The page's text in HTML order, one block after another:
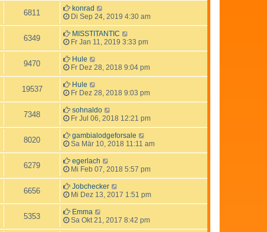
6811
konrad
Di Sep 24, 2019 4:30 am
6349
MISSTITANTIC
Fr Jan 11, 2019 3:33 pm
9470
Hule
Fr Dez 28, 2018 9:04 pm
19537
Hule
Fr Dez 28, 2018 9:03 pm
7348
sohnaldo
Fr Jul 06, 2018 12:21 pm
8020
gambialodgeforsale
Sa Mär 10, 2018 11:11 am
6279
egerlach
Mi Feb 07, 2018 5:57 pm
6656
Jobchecker
Mi Dez 13, 2017 1:51 pm
5353
Emma
Sa Okt 21, 2017 8:42 pm